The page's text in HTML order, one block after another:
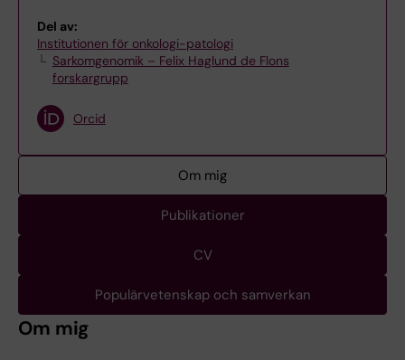
Del av:
Institutionen för onkologi-patologi
Sarkomgenomik – Felix Haglund de Flons
forskargrupp
Orcid
Om mig
Publikationer
CV
Populärvetenskap och samverkan
Om mig